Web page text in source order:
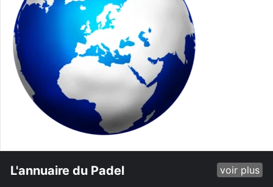
L'annuaire du Padel voir plus